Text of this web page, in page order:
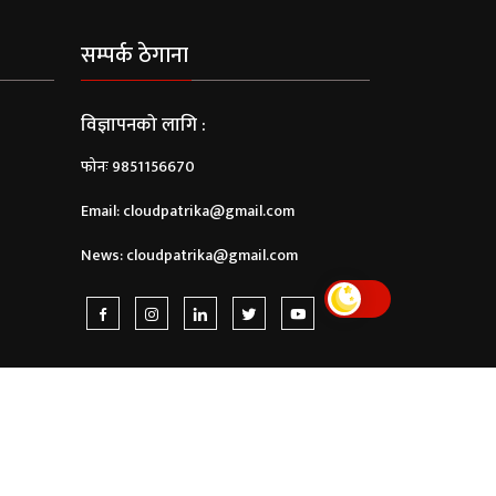
सम्पर्क ठेगाना
विज्ञापनको लागि :
फोनः 9851156670
Email:cloudpatrika@gmail.com
News:cloudpatrika@gmail.com